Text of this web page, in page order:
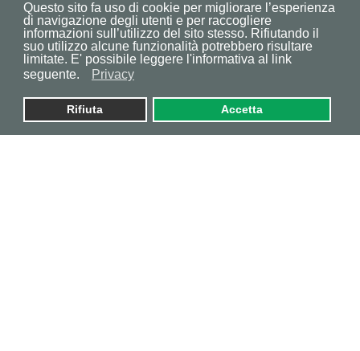
Questo sito fa uso di cookie per migliorare l’esperienza
di navigazione degli utenti e per raccogliere
informazioni sull’utilizzo del sito stesso. Rifiutando il
suo utilizzo alcune funzionalità potrebbero risultare
limitate. E' possibile leggere l'informativa al link
seguente.
Privacy
Rifiuta Accetta